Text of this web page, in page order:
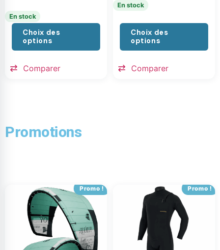
En stock
Choix des
options
Comparer
En stock
Choix des
options
Comparer
Promotions
Promo ! Promo !